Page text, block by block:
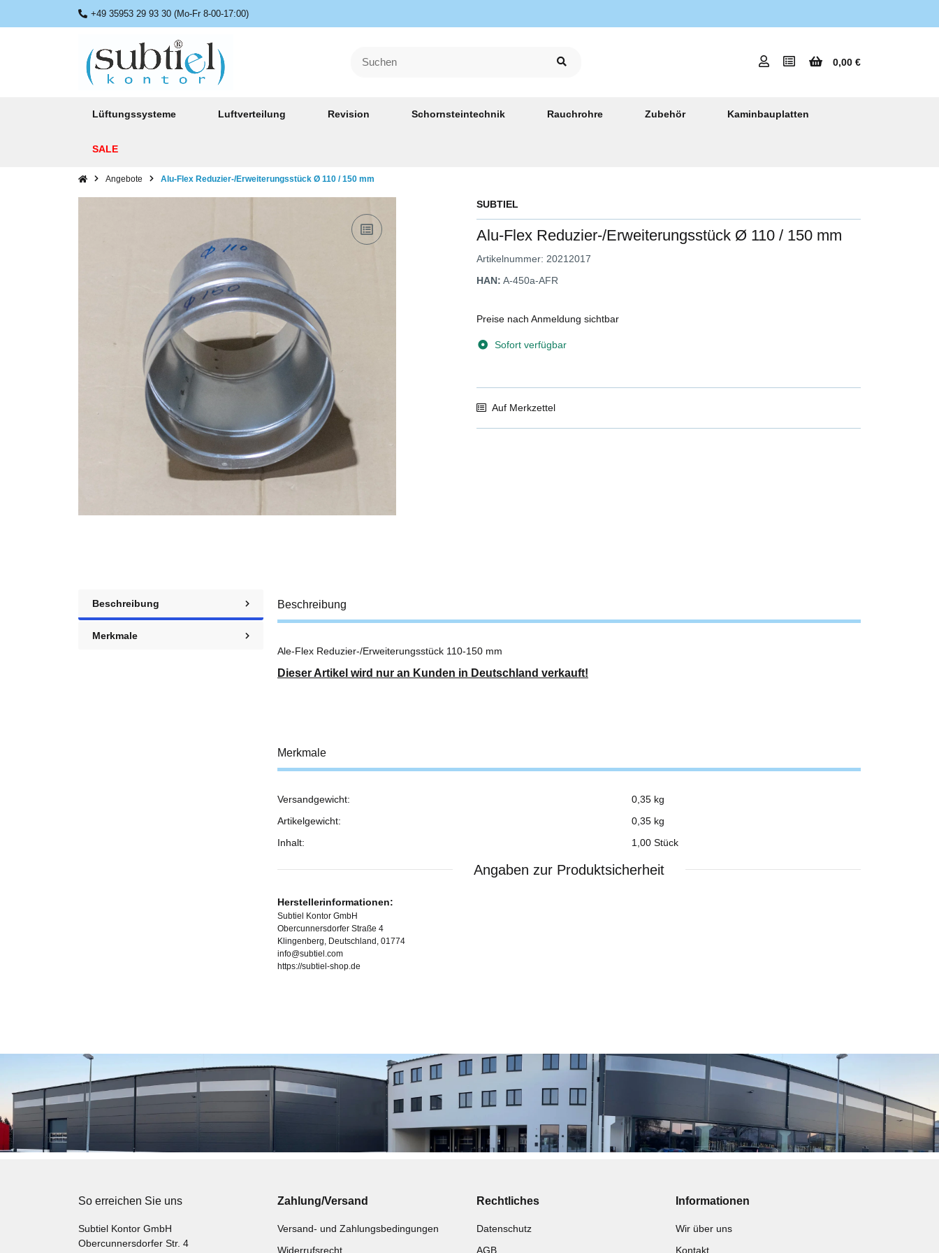
+49 35953 29 93 30 (Mo-Fr 8-00-17:00)
0,00 €
Lüftungssysteme Luftverteilung Revision Schornsteintechnik Rauchrohre Zubehör Kaminbauplatten
SALE
Angebote Alu-Flex Reduzier-/Erweiterungsstück Ø 110 / 150 mm
SUBTIEL
Alu-Flex Reduzier-/Erweiterungsstück Ø 110 / 150 mm
Artikelnummer: 20212017
HAN: A-450a-AFR
Preise nach Anmeldung sichtbar
Sofort verfügbar
Auf Merkzettel
Beschreibung
Merkmale
Beschreibung
Ale-Flex Reduzier-/Erweiterungsstück 110-150 mm
Dieser Artikel wird nur an Kunden in Deutschland verkauft!
Merkmale
Produkteigenschaft
Wert
Versandgewicht:
0,35 kg
Artikelgewicht:
0,35 kg
Inhalt:
1,00 Stück
Angaben zur Produktsicherheit
Herstellerinformationen:
Subtiel Kontor GmbH
Obercunnersdorfer Straße 4
Klingenberg, Deutschland, 01774
info@subtiel.com
https://subtiel-shop.de
So erreichen Sie uns
Subtiel Kontor GmbH
Obercunnersdorfer Str. 4
Zahlung/Versand
Versand- und Zahlungsbedingungen
Widerrufsrecht
Rechtliches
Datenschutz
AGB
Informationen
Wir über uns
Kontakt